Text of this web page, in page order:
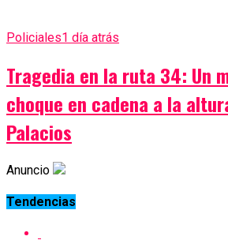
Policiales1 día atrás
Tragedia en la ruta 34: Un
choque en cadena a la
Palacios
Anuncio
Tendencias